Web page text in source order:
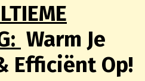
Warm Je
Efficiënt Op!